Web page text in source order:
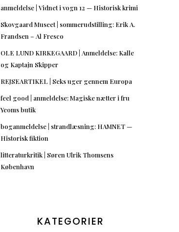
anmeldelse | Vidnet i vogn 12 — Historisk krimi
Skovgaard Museet | sommerudstilling: Erik A.
Frandsen – Al Fresco
OLE LUND KIRKEGAARD | Anmeldelse: Kalle
og Kaptajn Skipper
REJSEARTIKEL | Seks uger gennem Europa
feel good | anmeldelse: Magiske nætter i fru
Yeoms butik
boganmeldelse | strandlæsning: HAMNET —
Historisk fiktion
litteraturkritik | Søren Ulrik Thomsens
København
KATEGORIER